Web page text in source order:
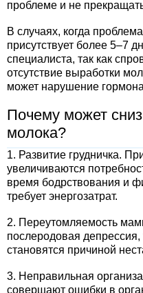
проблеме и не
В случаях, когда
присутствует более 5–7
специалиста, так как
отсутствие выработки
может нарушение
Почему может
молока?
1. Развитие грудничка.
увеличиваются
время бодрствования и
требует энергозатрат.
2. Переутомляемость
послеродовая депрессия,
становятся причиной
3. Неправильная
совершают ошибки в